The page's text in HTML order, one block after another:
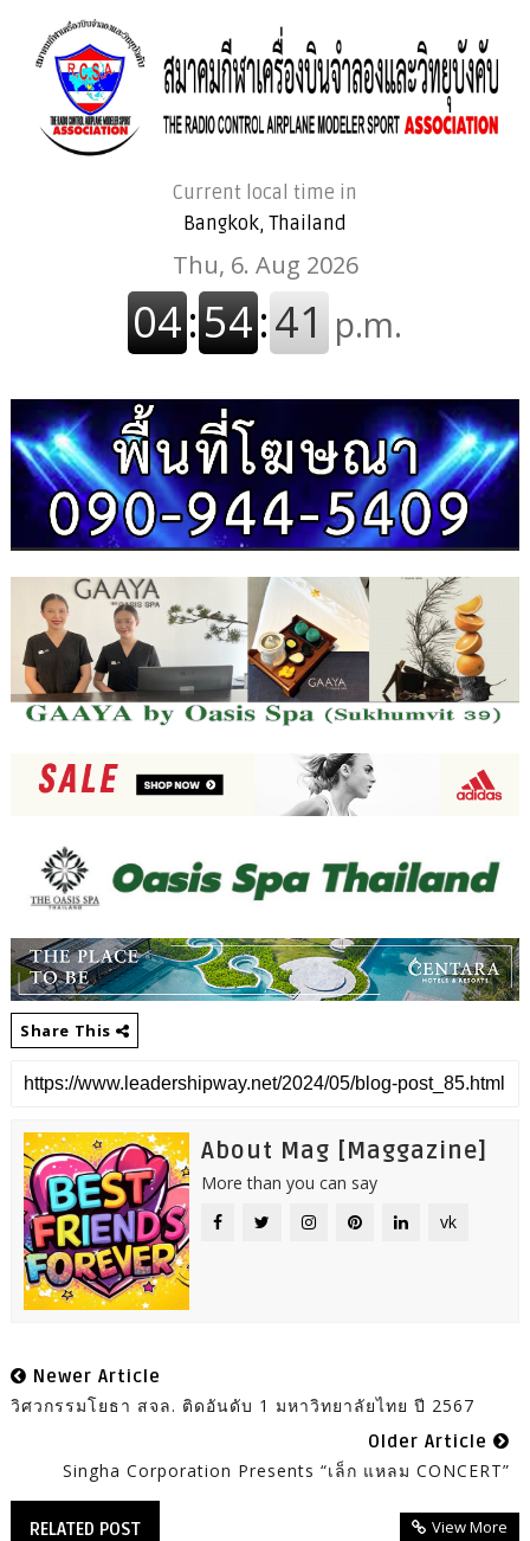
Current local time in
Bangkok, Thailand
Share This
About Mag [Maggazine]
More than you can say
vk
Newer Article
วิศวกรรมโยธา สจล. ติดอันดับ 1 มหาวิทยาลัยไทย ปี 2567
Older Article
Singha Corporation Presents “เล็ก แหลม CONCERT”
RELATED POST View More